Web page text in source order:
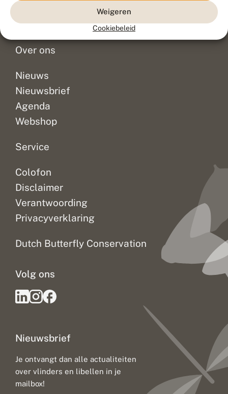
Weigeren
Cookiebeleid
Doneer
Over ons
Nieuws
Nieuwsbrief
Agenda
Webshop
Service
Colofon
Disclaimer
Verantwoording
Privacyverklaring
Dutch Butterfly Conservation
Nieuwsbrief
Je ontvangt dan alle actualiteiten
over vlinders en libellen in je
mailbox!
Volg ons